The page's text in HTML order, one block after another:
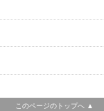
このページのトップへ